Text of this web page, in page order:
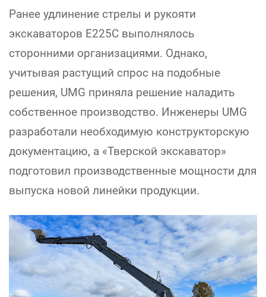
Ранее удлинение стрелы и рукояти
экскаваторов E225C выполнялось
сторонними организациями. Однако,
учитывая растущий спрос на подобные
решения, UMG приняла решение наладить
собственное производство. Инженеры UMG
разработали необходимую конструкторскую
документацию, а «Тверской экскаватор»
подготовил производственные мощности для
выпуска новой линейки продукции.